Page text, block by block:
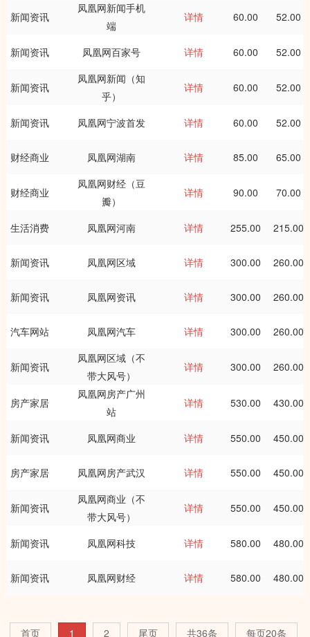
新闻资讯
凤凰网新闻手机
端
详情 60.00 52.00
新闻资讯 凤凰网百家号 详情 60.00 52.00
新闻资讯
凤凰网新闻（知
乎）
详情 60.00 52.00
新闻资讯 凤凰网宁波首发 详情 60.00 52.00
财经商业 凤凰网湖南 详情 85.00 65.00
财经商业
凤凰网财经（豆
瓣）
详情 90.00 70.00
生活消费 凤凰网河南 详情 255.00 215.00
新闻资讯 凤凰网区域 详情 300.00 260.00
新闻资讯 凤凰网资讯 详情 300.00 260.00
汽车网站 凤凰网汽车 详情 300.00 260.00
新闻资讯
凤凰网区域（不
带大风号）
详情 300.00 260.00
房产家居
凤凰网房产广州
站
详情 530.00 430.00
新闻资讯 凤凰网商业 详情 550.00 450.00
房产家居 凤凰网房产武汉 详情 550.00 450.00
新闻资讯
凤凰网商业（不
带大风号）
详情 550.00 450.00
新闻资讯 凤凰网科技 详情 580.00 480.00
新闻资讯 凤凰网财经 详情 580.00 480.00
首页 1 2 尾页 共36条 每页20条